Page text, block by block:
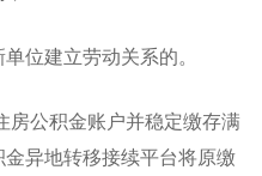
位建立劳动关系的。
公积金账户并稳定缴存满
异地转移接续平台将原缴